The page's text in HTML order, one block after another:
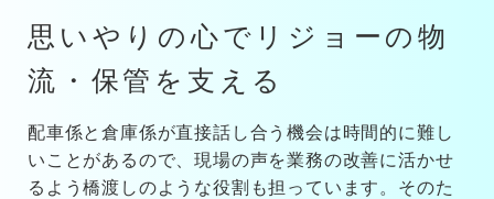
思いやりの心でリジョーの物
流・保管を支える
配車係と倉庫係が直接話し合う機会は時間的に難し
いことがあるので、現場の声を業務の改善に活かせ
るよう橋渡しのような役割も担っています。そのた